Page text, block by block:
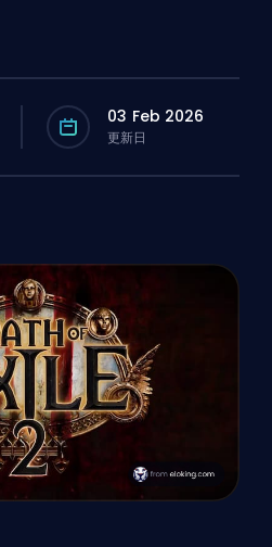
03 Feb 2026
更新日